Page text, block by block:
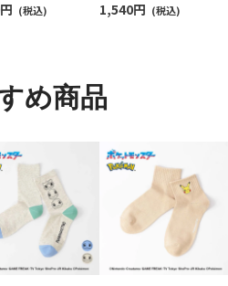
ート ワンポイ
円 (税込)
カバーソックス レデ
1,540円 (税込)
め商品